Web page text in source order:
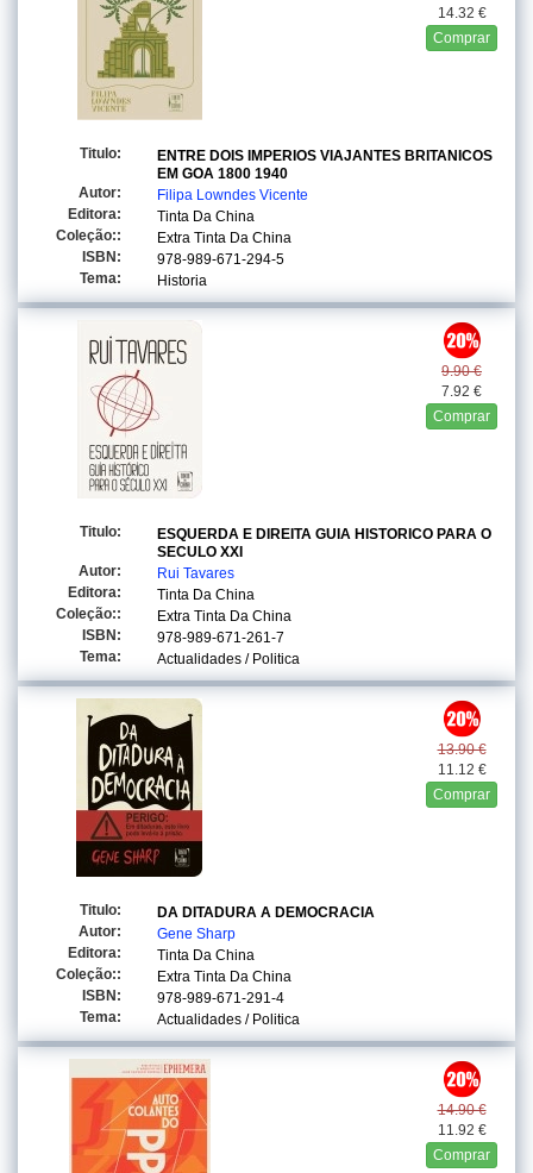
14.32 €
Comprar
Titulo:
ENTRE DOIS IMPERIOS VIAJANTES BRITANICOS
EM GOA 1800 1940
Autor:
Filipa Lowndes Vicente
Editora:
Tinta Da China
Coleção::
Extra Tinta Da China
ISBN:
978-989-671-294-5
Tema:
Historia
9.90 €
7.92 €
Comprar
Titulo:
ESQUERDA E DIREITA GUIA HISTORICO PARA O
SECULO XXI
Autor:
Rui Tavares
Editora:
Tinta Da China
Coleção::
Extra Tinta Da China
ISBN:
978-989-671-261-7
Tema:
Actualidades / Politica
13.90 €
11.12 €
Comprar
Titulo:
DA DITADURA A DEMOCRACIA
Autor:
Gene Sharp
Editora:
Tinta Da China
Coleção::
Extra Tinta Da China
ISBN:
978-989-671-291-4
Tema:
Actualidades / Politica
14.90 €
11.92 €
Comprar